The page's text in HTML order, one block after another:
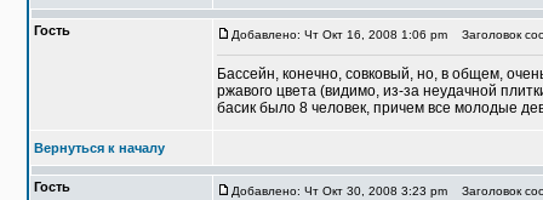
Гость Добавлено: Чт Окт 16, 2008 1:06 pm Заголовок
Бассейн, конечно, совковый, но, в общем,
ржавого цвета (видимо, из-за неудачной
басик было 8 человек, причем все молодые
Вернуться к началу
Гость Добавлено: Чт Окт 30, 2008 3:23 pm Заголовок